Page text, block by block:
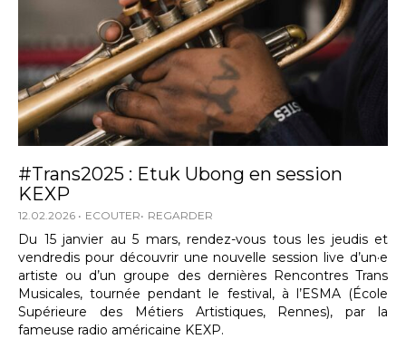
#Trans2025 : Etuk Ubong en session
KEXP
12.02.2026 ECOUTER REGARDER
Du 15 janvier au 5 mars, rendez-vous tous les jeudis et
vendredis pour découvrir une nouvelle session live d’un·e
artiste ou d’un groupe des dernières Rencontres Trans
Musicales, tournée pendant le festival, à l’ESMA (École
Supérieure des Métiers Artistiques, Rennes), par la
fameuse radio américaine KEXP.